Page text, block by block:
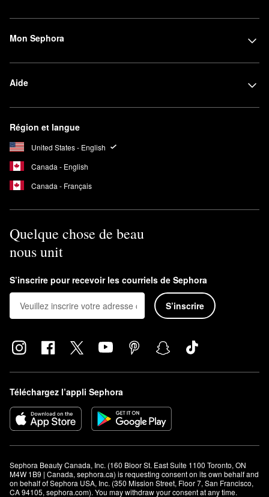
Mon Sephora
Aide
Région et langue
United States - English
Canada - English
Canada - Français
Quelque chose de beau
nous unit
S’inscrire pour recevoir les courriels de Sephora
S’inscrire
Téléchargez l’appli Sephora
Sephora Beauty Canada, Inc. (160 Bloor St. East Suite 1100 Toronto, ON
M4W 1B9 | Canada, sephora.ca) is requesting consent on its own behalf and
on behalf of Sephora USA, Inc. (350 Mission Street, Floor 7, San Francisco,
CA 94105, sephora.com). You may withdraw your consent at any time.